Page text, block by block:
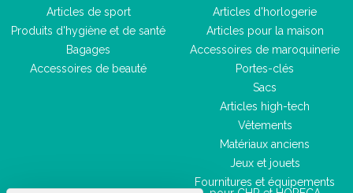
Articles de sport
Produits d'hygiène et de santé
Bagages
Accessoires de beauté
Articles d'horlogerie
Articles pour la maison
Accessoires de maroquinerie
Portes-clés
Sacs
Articles high-tech
Vêtements
Matériaux anciens
Jeux et jouets
Fournitures et équipements